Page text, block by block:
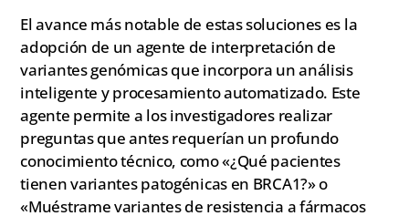
El avance más notable de estas soluciones es la
adopción de un agente de interpretación de
variantes genómicas que incorpora un análisis
inteligente y procesamiento automatizado. Este
agente permite a los investigadores realizar
preguntas que antes requerían un profundo
conocimiento técnico, como «¿Qué pacientes
tienen variantes patogénicas en BRCA1?» o
«Muéstrame variantes de resistencia a fármacos